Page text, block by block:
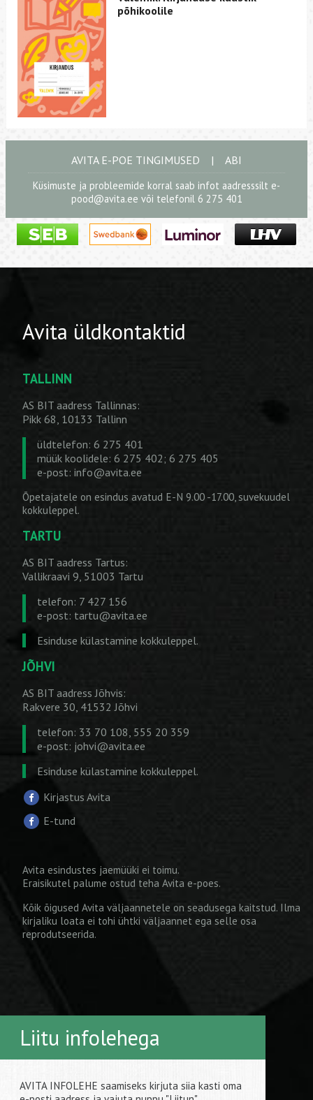
põhikoolile
AVITA E-POE TINGIMUSED | ABI
Küsimuste ja probleemide korral saab infot aadresssilt e-
pood@avita.ee või telefonil 6 275 401
Avita üldkontaktid
TALLINN
AS BIT aadress Tallinnas:
Pikk 68, 10133 Tallinn
üldtelefon: 6 275 401
müük koolidele: 6 275 402; 6 275 405
e-post: info@avita.ee
Õpetajatele on esindus avatud E-N 9.00 -17.00, suvekuudel
kokkuleppel.
TARTU
AS BIT aadress Tartus:
Vallikraavi 9, 51003 Tartu
telefon: 7 427 156
e-post: tartu@avita.ee
Esinduse külastamine kokkuleppel.
JÕHVI
AS BIT aadress Jõhvis:
Rakvere 30, 41532 Jõhvi
telefon: 33 70 108, 555 20 359
e-post: johvi@avita.ee
Esinduse külastamine kokkuleppel.
Kirjastus Avita
E-tund
Avita esindustes jaemüüki ei toimu.
Eraisikutel palume ostud teha Avita e-poes.
Kõik õigused Avita väljaannetele on seadusega kaitstud. Ilma
kirjaliku loata ei tohi ühtki väljaannet ega selle osa
reprodutseerida.
Liitu infolehega
AVITA INFOLEHE saamiseks kirjuta siia kasti oma